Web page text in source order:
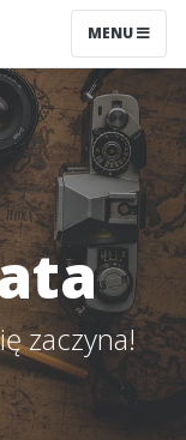
MENU
zaczyna!